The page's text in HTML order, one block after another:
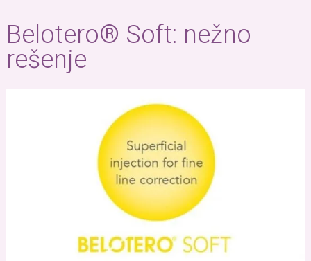
Belotero® Soft: nežno
rešenje